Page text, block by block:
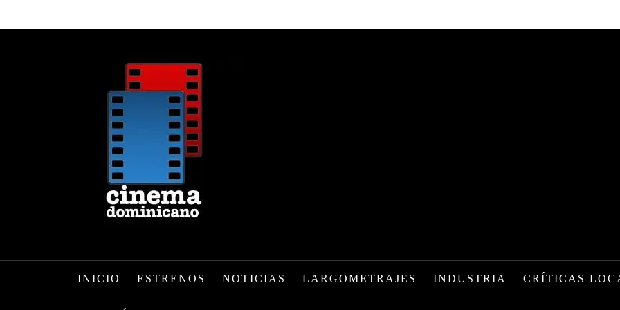
INICIO ESTRENOS NOTICIAS LARGOMETRAJES INDUSTRIA CRÍTICAS